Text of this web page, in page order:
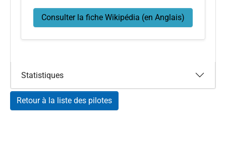
Consulter la fiche Wikipédia (en Anglais)
Statistiques
Retour à la liste des pilotes